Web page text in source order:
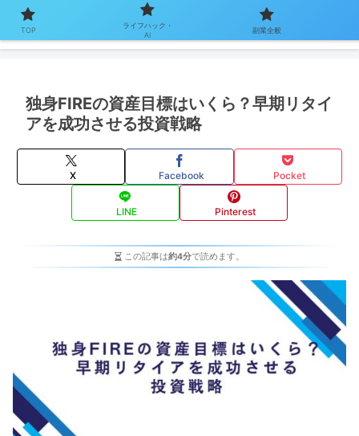
独身FIREの資産目標はいくら？早期リタイ
アを成功させる投資戦略
X Facebook Pocket
LINE Pinterest
この記事は約4分で読めます。
TOP
ライフハック・
AI
副業全般